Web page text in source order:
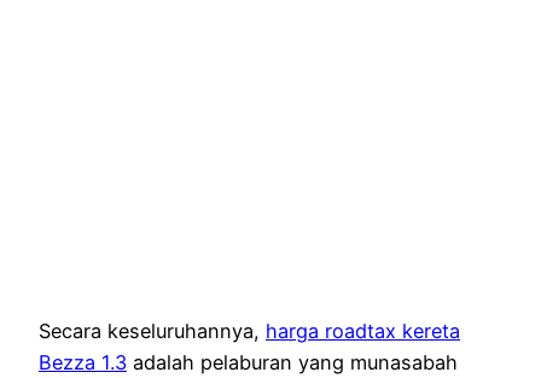
Secara keseluruhannya, harga roadtax kereta
Bezza 1.3 adalah pelaburan yang munasabah